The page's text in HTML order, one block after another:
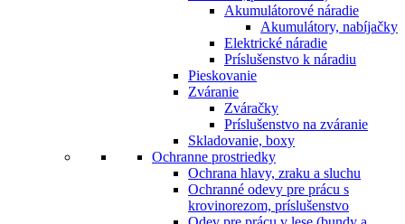
Akumulátorové náradie
Akumulátory, nabíjačky
Elektrické náradie
Príslušenstvo k náradiu
Pieskovanie
Zváranie
Zváračky
Príslušenstvo na zváranie
Skladovanie, boxy
Ochranne prostriedky
Ochrana hlavy, zraku a sluchu
Ochranné odevy pre prácu s
krovinorezom, príslušenstvo